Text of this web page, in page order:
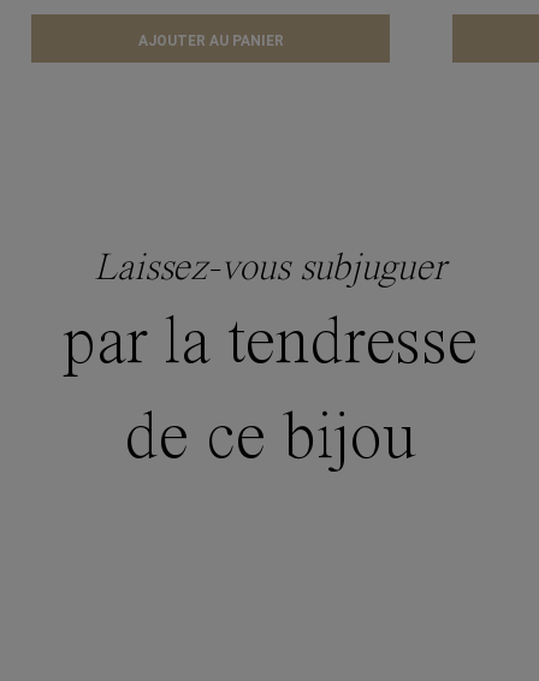
AJOUTER AU PANIER
Laissez-vous subjuguer
par la tendresse
de ce bijou